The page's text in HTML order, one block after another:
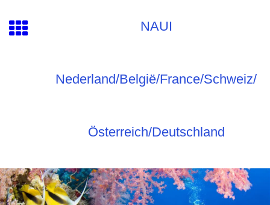
NAUI
Nederland/België/France/Schweiz/
Österreich/Deutschland